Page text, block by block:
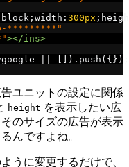
block ; width : 300px ;
*********"
></ins>
[]). push ({});
ユニットの設定に関係
height を表示したい広
のサイズの広告が表示
んですよね。
うに変更するだけで、